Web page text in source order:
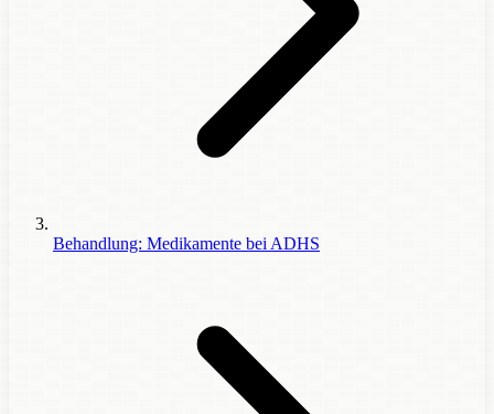
Behandlung: Medikamente bei ADHS